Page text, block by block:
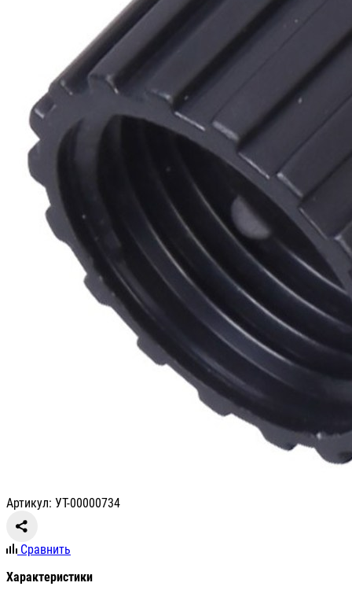
Артикул: УТ-00000734
Сравнить
Характеристики